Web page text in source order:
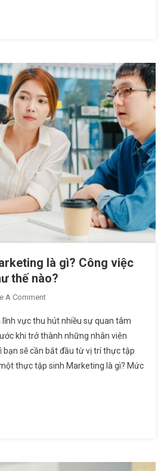
Cáo
Này
là gì? Công việc
thế nào?
A CommentOn
Tập
Sinh
Marketing
Là
Như
lĩnh vực thu hút nhiều sự quan tâm
khi trở thành những nhân viên
sẽ cần bắt đầu từ vị trí thực tập
thực tập sinh Marketing là gì? Mức